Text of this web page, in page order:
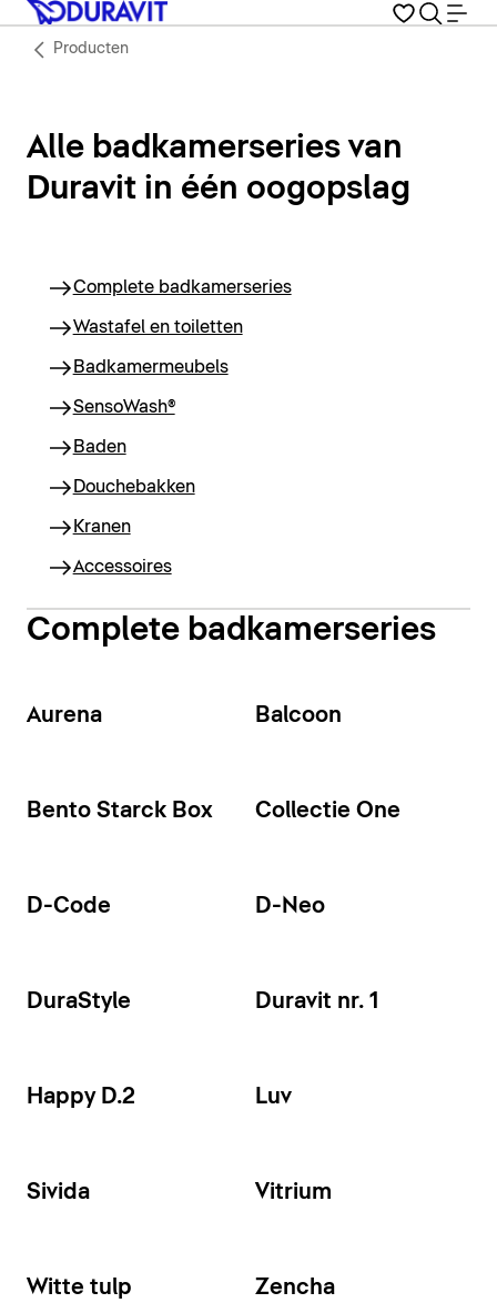
Producten
Alle badkamerseries van
Duravit in één oogopslag
Complete badkamerseries
Wastafel en toiletten
Badkamermeubels
SensoWash®
Baden
Douchebakken
Kranen
Accessoires
Complete badkamerseries
Aurena Balcoon
Bento Starck Box Collectie One
D-Code D-Neo
DuraStyle Duravit nr. 1
Happy D.2 Luv
Sivida Vitrium
Witte tulp Zencha